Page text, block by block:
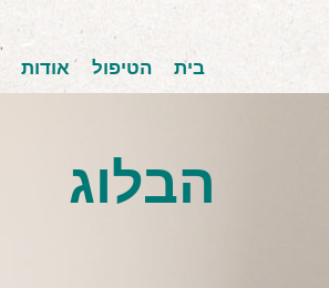
בית הטיפול אודות
הבלוג